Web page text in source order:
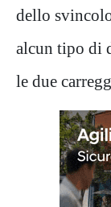
dello
alcun tipo di
le due